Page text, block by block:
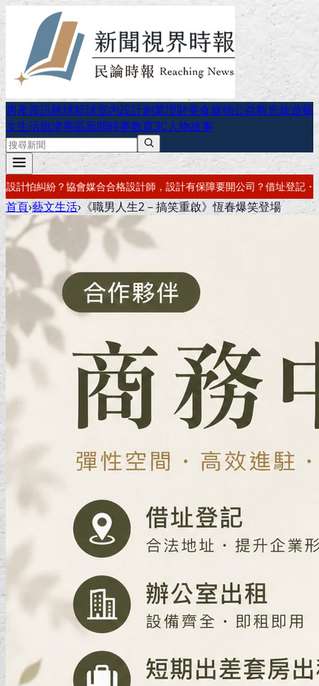
房產資訊棒球籃球室內設計創業理財美食寵物公益觀光旅遊藝
文生活旗津專區新聞時事教育3C人物故事
有保障要開公司？借址登記・公司設立・工商登記一次辦好記帳報稅
首頁›藝文生活› 《職男人生2－搞笑重啟》恆春爆笑登場